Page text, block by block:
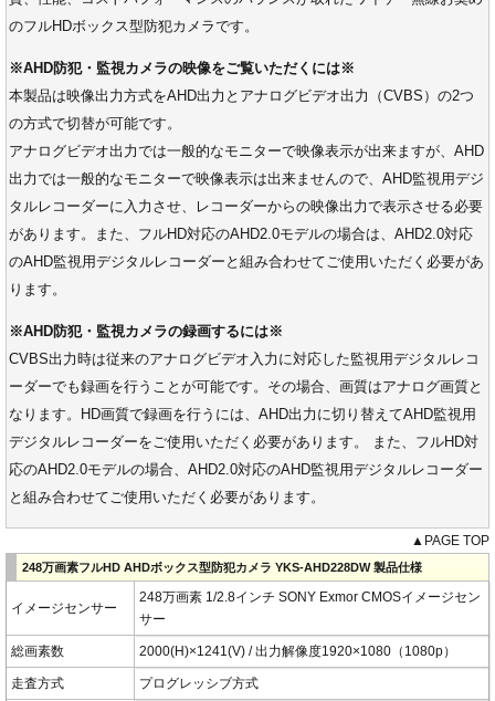
のフルHDボックス型防犯カメラです。
※AHD防犯・監視カメラの映像をご覧いただくには※
本製品は映像出力方式をAHD出力とアナログビデオ出力（CVBS）の2つ
の方式で切替が可能です。
アナログビデオ出力では一般的なモニターで映像表示が出来ますが、AHD
出力では一般的なモニターで映像表示は出来ませんので、AHD監視用デジ
タルレコーダーに入力させ、レコーダーからの映像出力で表示させる必要
があります。また、フルHD対応のAHD2.0モデルの場合は、AHD2.0対応
のAHD監視用デジタルレコーダーと組み合わせてご使用いただく必要があ
ります。
※AHD防犯・監視カメラの録画するには※
CVBS出力時は従来のアナログビデオ入力に対応した監視用デジタルレコ
ーダーでも録画を行うことが可能です。その場合、画質はアナログ画質と
なります。HD画質で録画を行うには、AHD出力に切り替えてAHD監視用
デジタルレコーダーをご使用いただく必要があります。 また、フルHD対
応のAHD2.0モデルの場合、AHD2.0対応のAHD監視用デジタルレコーダー
と組み合わせてご使用いただく必要があります。
▲PAGE TOP
248万画素フルHD AHDボックス型防犯カメラ YKS-AHD228DW 製品仕様
イメージセンサー
248万画素 1/2.8インチ SONY Exmor CMOSイメージセン
サー
総画素数 2000(H)×1241(V) / 出力解像度1920×1080（1080p）
走査方式 プログレッシブ方式